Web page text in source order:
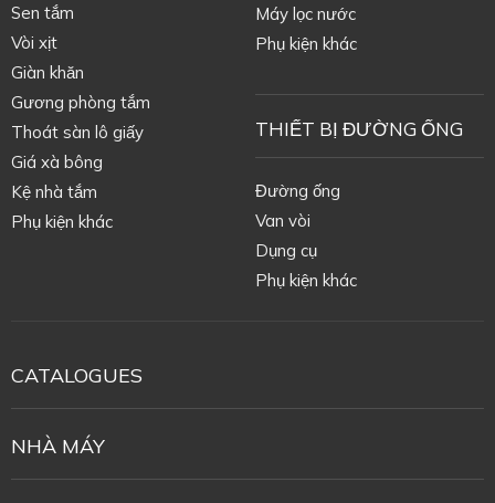
Sen tắm
Vòi xịt
Giàn khăn
Gương phòng tắm
Thoát sàn lô giấy
Giá xà bông
Kệ nhà tắm
Phụ kiện khác
Máy lọc nước
Phụ kiện khác
THIẾT BỊ ĐƯỜNG ỐNG
Đường ống
Van vòi
Dụng cụ
Phụ kiện khác
CATALOGUES
NHÀ MÁY